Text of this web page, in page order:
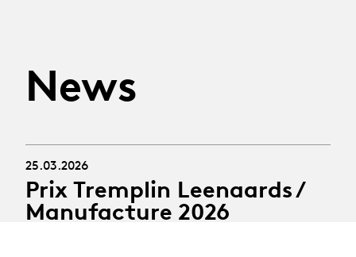
News
25.03.2026
Prix Tremplin Leenaards /
Manufacture 2026